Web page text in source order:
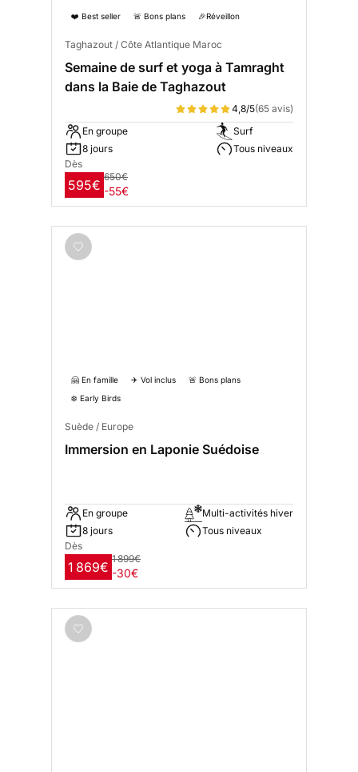
❤️ Best seller 🚨 Bons plans 🎉Réveillon
Taghazout / Côte Atlantique Maroc
Semaine de surf et yoga à Tamraght
dans la Baie de Taghazout
4,8/5(65 avis)
En groupe
8 jours
Surf
Tous niveaux
Dès
595€
650€
-55€
🤗 En famille ✈️ Vol inclus
🚨 Bons plans
❄️ Early Birds
Suède / Europe
Immersion en Laponie Suédoise
En groupe
8 jours
Multi-activités hiver
Tous niveaux
Dès
1 869€
1 899€
-30€